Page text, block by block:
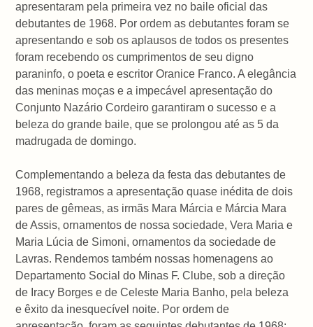
apresentaram pela primeira vez no baile oficial das
debutantes de 1968. Por ordem as debutantes foram se
apresentando e sob os aplausos de todos os presentes
foram recebendo os cumprimentos de seu digno
paraninfo, o poeta e escritor Oranice Franco. A elegância
das meninas moças e a impecável apresentação do
Conjunto Nazário Cordeiro garantiram o sucesso e a
beleza do grande baile, que se prolongou até as 5 da
madrugada de domingo.
Complementando a beleza da festa das debutantes de
1968, registramos a apresentação quase inédita de dois
pares de gêmeas, as irmãs Mara Márcia e Márcia Mara
de Assis, ornamentos de nossa sociedade, Vera Maria e
Maria Lúcia de Simoni, ornamentos da sociedade de
Lavras. Rendemos também nossas homenagens ao
Departamento Social do Minas F. Clube, sob a direção
de Iracy Borges e de Celeste Maria Banho, pela beleza
e êxito da inesquecível noite. Por ordem de